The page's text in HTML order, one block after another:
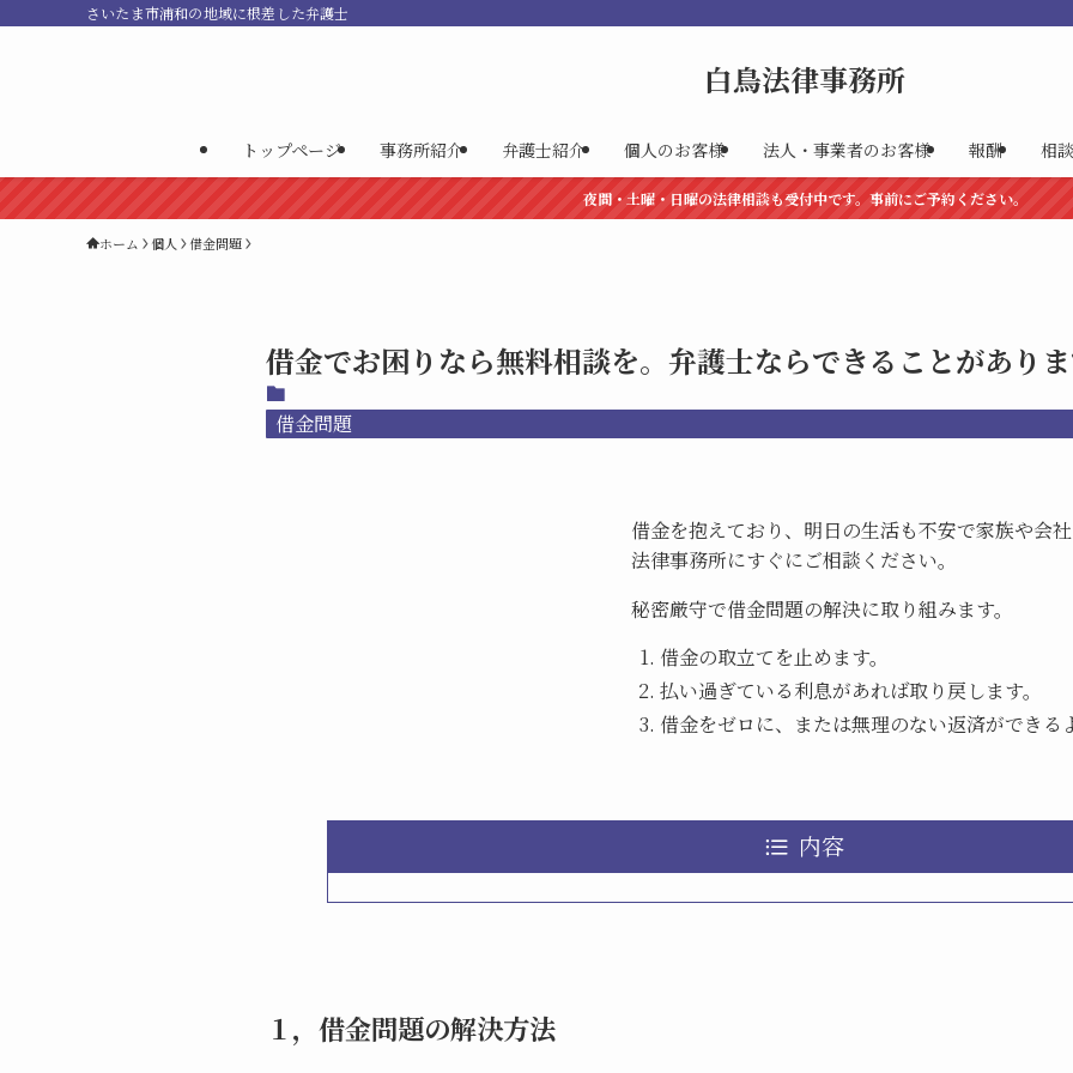
さいたま市浦和の地域に根差した弁護士
白鳥法律事務所
トップページ 事務所紹介 弁護士紹介 個人のお客様 法人・事業者のお客様 報酬 相
夜間・土曜・日曜の法律相談も受付中です。事前にご予約ください。
ホーム 個人 借金問題
借金でお困りなら無料相談を。弁護士ならできることがありま
借金問題
借金を抱えており、明日の生活も不安で家族や会
法律事務所にすぐにご相談ください。
秘密厳守で借金問題の解決に取り組みます。
借金の取立てを止めます。
払い過ぎている利息があれば取り戻します。
借金をゼロに、または無理のない返済ができる
内容
１，借金問題の解決方法